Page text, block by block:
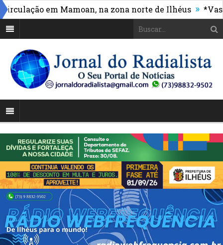
em Mamoan, na zona norte de Ilhéus » *Vasco